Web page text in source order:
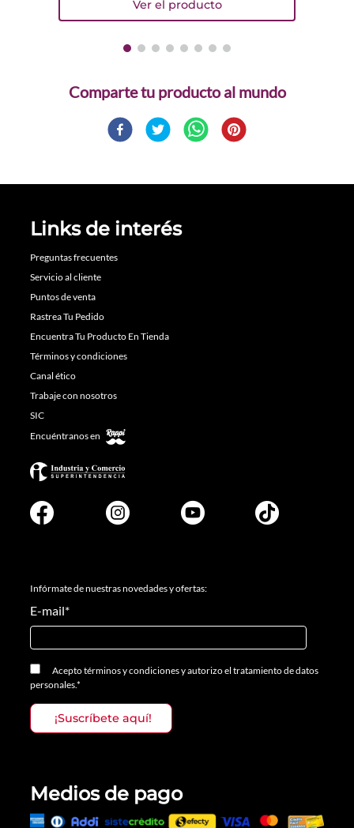
Comparte
Links de interés
Preguntas frecuentes
Servicio al cliente
Puntos de venta
Rastrea Tu Pedido
Encuentra Tu Producto En Tienda
Términos y condiciones
Canal ético
Trabaje con nosotros
SIC
Encuéntranos en
Infórmate de nuestras novedades y ofertas:
E-mail*
Aceptotérminos y condicionesyautorizo el tratamiento de datos
personales.*
Medios de pago